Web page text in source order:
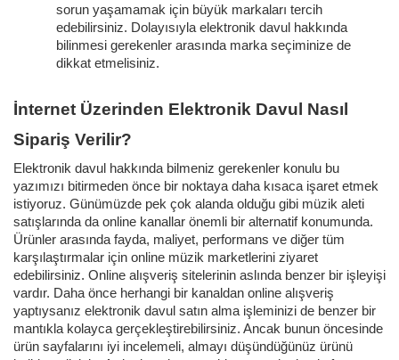
sorun yaşamamak için büyük markaları tercih
edebilirsiniz. Dolayısıyla elektronik davul hakkında
bilinmesi gerekenler arasında marka seçiminize de
dikkat etmelisiniz.
İnternet Üzerinden Elektronik Davul Nasıl
Sipariş Verilir?
Elektronik davul hakkında bilmeniz gerekenler konulu bu
yazımızı bitirmeden önce bir noktaya daha kısaca işaret etmek
istiyoruz. Günümüzde pek çok alanda olduğu gibi müzik aleti
satışlarında da online kanallar önemli bir alternatif konumunda.
Ürünler arasında fayda, maliyet, performans ve diğer tüm
karşılaştırmalar için online müzik marketlerini ziyaret
edebilirsiniz. Online alışveriş sitelerinin aslında benzer bir işleyişi
vardır. Daha önce herhangi bir kanaldan online alışveriş
yaptıysanız elektronik davul satın alma işleminizi de benzer bir
mantıkla kolayca gerçekleştirebilirsiniz. Ancak bunun öncesinde
ürün sayfalarını iyi incelemeli, almayı düşündüğünüz ürünü